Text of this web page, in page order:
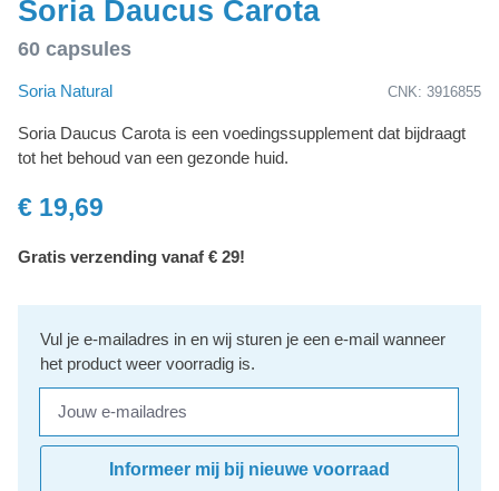
Soria Daucus Carota
60 capsules
Soria Natural CNK: 3916855
Soria Daucus Carota is een voedingssupplement dat bijdraagt
tot het behoud van een gezonde huid.
€ 19,69
Gratis verzending vanaf € 29!
Vul je e-mailadres in en wij sturen je een e-mail wanneer
het product weer voorradig is.
Informeer mij bij nieuwe voorraad